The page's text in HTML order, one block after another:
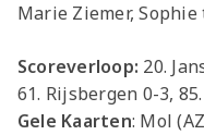
Marie Ziemer,
Scoreverloop: 20.
61. Rijsbergen 0-3,
Gele Kaarten: Mol